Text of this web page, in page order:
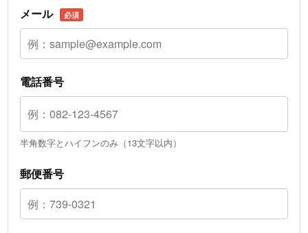
メール 必須
電話番号
半角数字とハイフンのみ（13文字以内）
郵便番号